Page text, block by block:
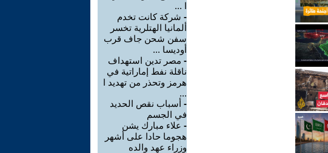
ا ...
- شركة كانت تخدم
ألمانيا الهتلرية تخسر
سفن شحن جاف قرب
أوديسا ...
- مصر تدين استهداف
ناقلة نفط إماراتية في
هرمز وتحذر من تهديد ا
...
- أسباب نقص الحديد
في الجسم
- علاء مبارك يشن
هجوما حادا على أشهر
وزراء عهد والده